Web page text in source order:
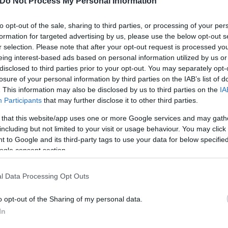
opt-out of the sale, sharing to third parties, or processing of your
for targeted advertising by us, please use the below opt-out
selection. Please note that after your opt-out request is processed
interest-based ads based on personal information utilized by us
to third parties prior to your opt-out. You may separately
of your personal information by third parties on the IAB’s list of
This information may also be disclosed by us to third parties on the
Participants that may further disclose it to other third parties.
that this website/app uses one or more Google services and may
but not limited to your visit or usage behaviour. You may
to Google and its third-party tags to use your data for below
consent section.
Data Processing Opt Outs
opt-out of the Sharing of my personal data.
δεκαετίας, καθώς «από το 2010 ως το 2020
κράτος, μία αύξηση που είναι η δεύτερη
έκθεση,
κατέγραφε υψηλό μέγεθος
επιχειρήσεων (8η χειρότερη επίδοση),
πολιτών κάτω από το όριο της φτώχειας (9η
που εξετάζονται».
του Προϋπολογισμού, οι συντάκτες του
τρέχουσα χρονιά, όπως ότι «τα συνολικά